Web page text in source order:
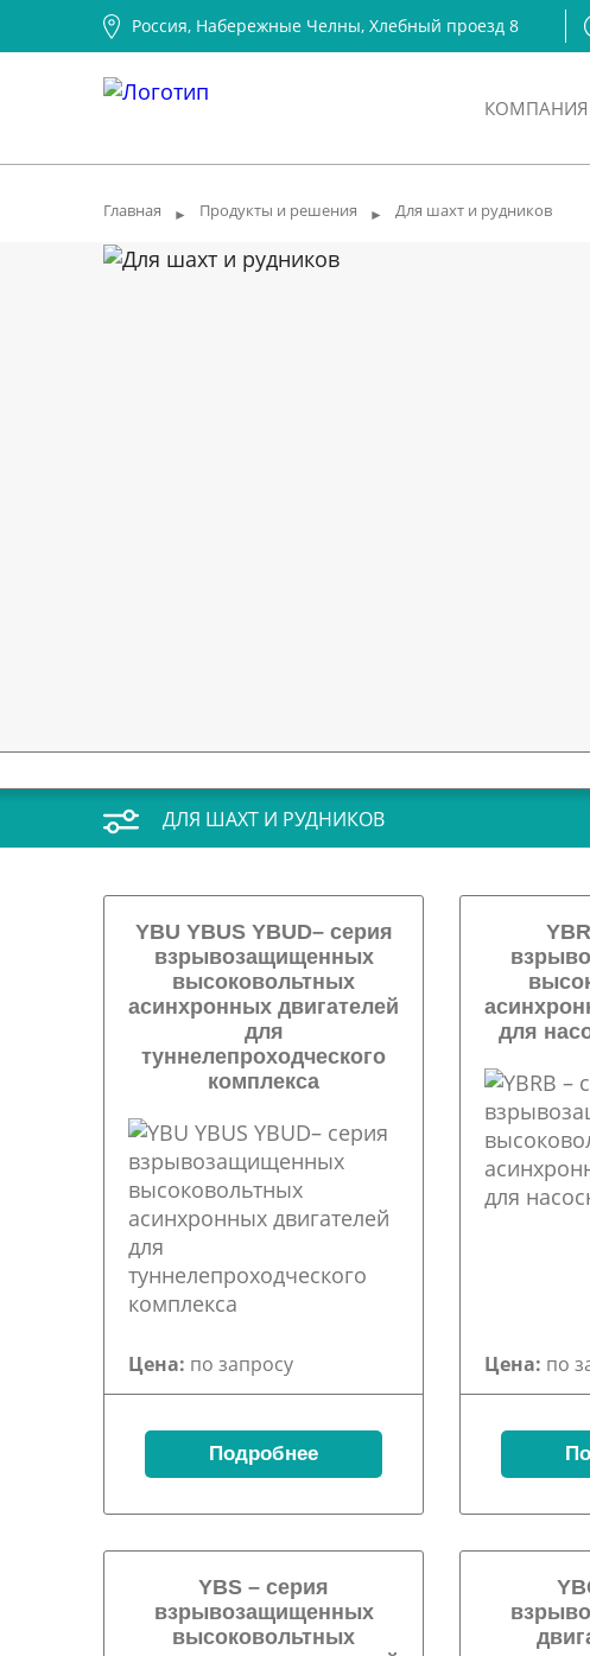
Россия, Набережные Челны, Хлебный проезд 8
КОМПАНИЯ
Главная ► Продукты и решения ► Для шахт и рудников
ДЛЯ ШАХТ И РУДНИКОВ
YBU YBUS YBUD– серия
взрывозащищенных
высоковольтных
асинхронных двигателей
для
туннелепроходческого
комплекса
Цена: по запросу
Подробнее
для
Цена: по
YBS – серия
взрывозащищенных
высоковольтных